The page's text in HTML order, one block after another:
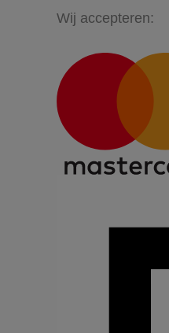
Wij accepteren: